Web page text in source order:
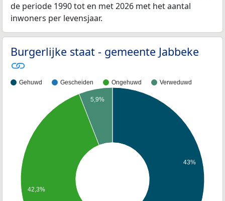
de periode 1990 tot en met 2026 met het aantal
inwoners per levensjaar.
Burgerlijke staat - gemeente Jabbeke
Gehuwd Gescheiden Ongehuwd Verweduwd
43%
5,9%
42,3%